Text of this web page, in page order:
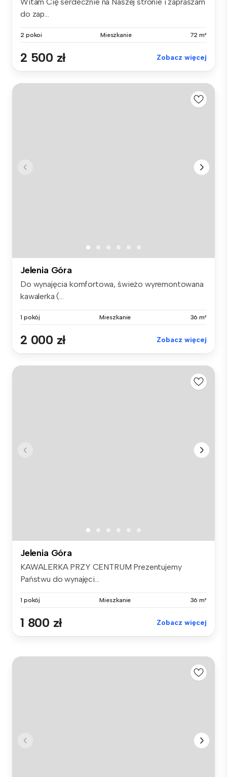
do zap...
2 pokoi Mieszkanie 72 m²
2 500 zł Zobacz więcej
Jelenia Góra
Do wynajęcia komfortowa, świeżo wyremontowana
kawalerka (...
1 pokój Mieszkanie 36 m²
2 000 zł Zobacz więcej
Jelenia Góra
KAWALERKA PRZY CENTRUM Prezentujemy
Państwu do wynajęci...
1 pokój Mieszkanie 36 m²
1 800 zł Zobacz więcej